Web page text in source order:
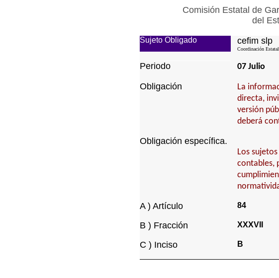
Comisión Estatal de
del
Sujeto Obligado cefim slp
Coordinación
Periodo 07 Julio
Obligación
La
directa,
versión
deberá
Obligación específica.
Los
contables,
A ) Artículo 84
B ) Fracción XXXVII
C ) Inciso B